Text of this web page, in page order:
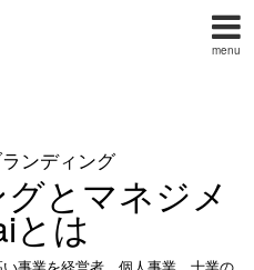
menu
ンディング
とマネジメ
とは